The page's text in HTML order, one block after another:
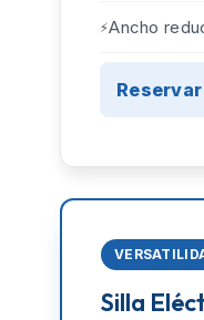
Ancho
Silla